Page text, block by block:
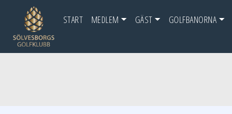
START MEDLEM GÄST GOLFBANORNA